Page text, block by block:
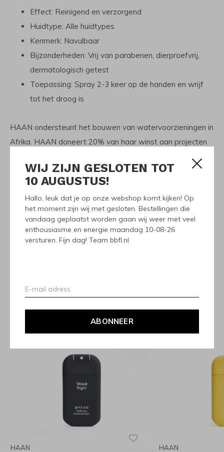
WIJ ZIJN GESLOTEN TOT
10 AUGUSTUS!
Hallo, leuk dat je op onze webshop komt kijken! Op
het moment zijn wij met gesloten. Bestellingen die
vandaag geplaatst worden gaan wij weer met veel
enthousiasme en energie maandag 10-08-26
versturen. Fijn dag! Team bbfl.nl
ABONNEER
‎Effect: Reinigend en verzorgend
‎Huidtype: Alle huidtypes‎
Kenmerk: Navulbaar
‎Bijzonderheden: Vrij van parabenen, dierproefvrij,
dermatologisch getest‎
‎Toepassing: Spray 2-3 keer op de handen en wrijf
tot het droog is‎
HAAN ondersteunt het bouwen van watervoorzieningen in
Afrika. HAAN doneert 20% van haar winst aan projecten
die watervoorzieningen realiseren in Afrika. 1 HAAN hand
sanitizer van 30ml zorgt voor maar liefst 134 liter schoon
water in Afrika. Het boren van veilige waterputten in kleine
gemeenschappen in Afrika betekent betere
gezondheidsomstandigheden, toegang tot onderwijs en
een betere economische ontwikkeling.
HAAN HAAN